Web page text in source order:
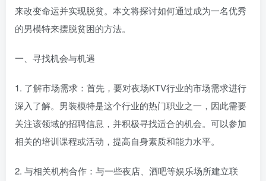
来改变命运并实现脱贫。本文将探讨如何通过成为一名优秀
的男模特来摆脱贫困的方法。
一、寻找机会与机遇
1. 了解市场需求：首先，要对夜场KTV行业的市场需求进行
深入了解。男装模特是这个行业的热门职业之一，因此需要
关注该领域的招聘信息，并积极寻找适合的机会。可以参加
相关的培训课程或活动，提高自身素质和能力水平。
2. 与相关机构合作：与一些夜店、酒吧等娱乐场所建立联